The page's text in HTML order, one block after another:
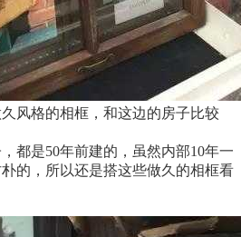
风格的相框，和这边的房子比较
都是50年前建的，虽然内部10年一
的，所以还是搭这些做久的相框看